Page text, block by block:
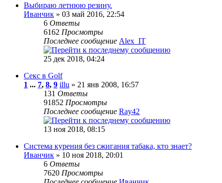
Выбираю летнюю резину.
Иванчик » 03 май 2016, 22:54
6 Ответы
6162 Просмотры
Последнее сообщение Alex_IT
25 дек 2018, 04:24
Секс в Golf
1 ... 7, 8, 9 illu » 21 янв 2008, 16:57
131 Ответы
91852 Просмотры
Последнее сообщение Ray42
13 ноя 2018, 08:15
Система курения без сжигания табака, кто знает?
Иванчик » 10 ноя 2018, 20:01
6 Ответы
7620 Просмотры